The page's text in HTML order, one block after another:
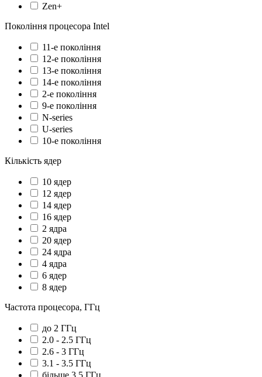
Zen+
Покоління процесора Intel
11-е покоління
12-е покоління
13-е покоління
14-е покоління
2-е покоління
9-е покоління
N-series
U-series
10-е покоління
Кількість ядер
10 ядер
12 ядер
14 ядер
16 ядер
2 ядра
20 ядер
24 ядра
4 ядра
6 ядер
8 ядер
Частота процесора, ГГц
до 2 ГГц
2.0 - 2.5 ГГц
2.6 - 3 ГГц
3.1 - 3.5 ГГц
більше 3.5 ГГц